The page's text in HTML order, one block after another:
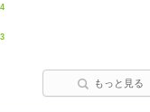
もっと見る